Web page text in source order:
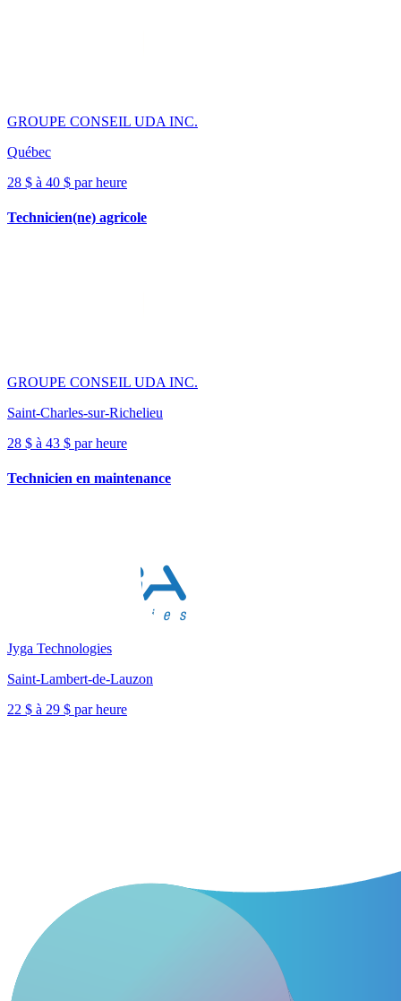
GROUPE CONSEIL UDA INC.
Québec
28 $ à 40 $ par heure
Technicien(ne) agricole
GROUPE CONSEIL UDA INC.
Saint-Charles-sur-Richelieu
28 $ à 43 $ par heure
Technicien en maintenance
Jyga Technologies
Saint-Lambert-de-Lauzon
22 $ à 29 $ par heure